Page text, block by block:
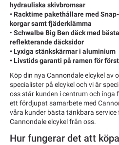
hydrauliska skivbromsar
• Racktime pakethållare med
korgar samt fjäderklämma
• Schwalbe Big Ben däck med
reflekterande däcksidor
• Lyxiga stänkskärmar i aluminium
• Livstids garanti på ramen för
Köp din nya Cannondale elcykel av
specialister på elcykel och vi är
oss står kunden i centrum och inga
ett fördjupat samarbete med
våra kunder bästa tänkbara service
Cannondale elcykel från oss.
Hur fungerar det att